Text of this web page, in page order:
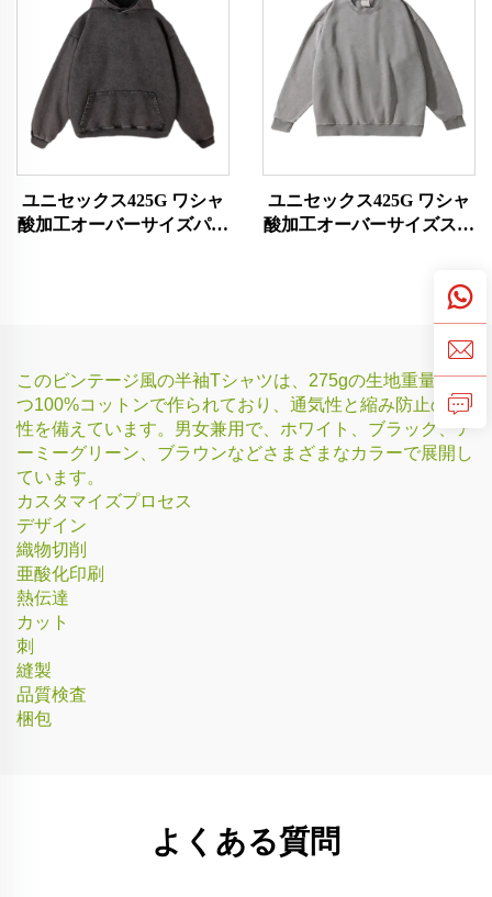
ユニセックス425G ワシャ
酸加工オーバーサイズパー
ユニセックス425G ワシャ
酸加工オーバーサイズスウ
このビンテージ風の半袖Tシャツは、275gの生地重量を持
つ100%コットンで作られており、通気性と縮み防止の特
性を備えています。男女兼用で、ホワイト、ブラック、ア
ーミーグリーン、ブラウンなどさまざまなカラーで展開し
ています。
カスタマイズプロセス
デザイン
織物切削
亜酸化印刷
熱伝達
カット
刺
縫製
品質検査
梱包
よくある質問